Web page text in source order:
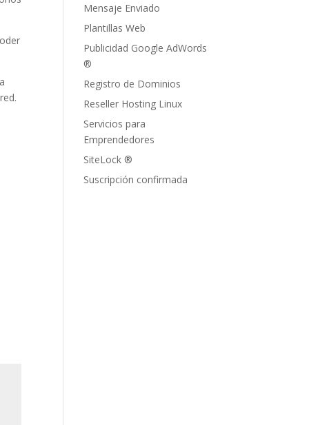
Mensaje Enviado
Plantillas Web
Publicidad Google AdWords
®
Registro de Dominios
Reseller Hosting Linux
Servicios para
Emprendedores
SiteLock ®
Suscripción confirmada